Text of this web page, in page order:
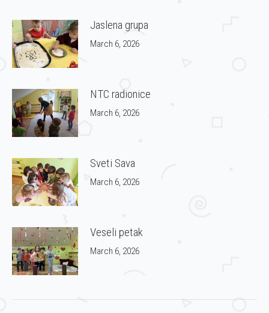
Jaslena grupa
March 6, 2026
NTC radionice
March 6, 2026
Sveti Sava
March 6, 2026
Veseli petak
March 6, 2026